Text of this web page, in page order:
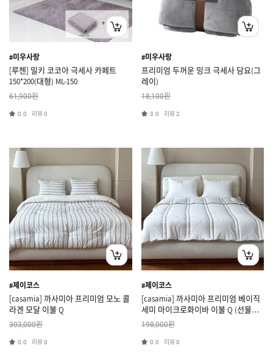
#미우사랑
[루첸] 밀키 코코아 극세사 카페트
150*200(대형) ML-150
61,900원
0.0 리뷰0
#미우사랑
프리미엄 두꺼운 밍크 극세사 담요(그
레이)
18,100원
3.0 리뷰2
#제이코스
[casamia] 까사미아 프리미엄 모노 콜
라겐 모달 이불 Q
303,000원
0.0 리뷰0
#제이코스
[casamia] 까사미아 프리미엄 베이직
세미 마이크로화이바 이불 Q (선물가
방 포함)
198,000원
0.0 리뷰0